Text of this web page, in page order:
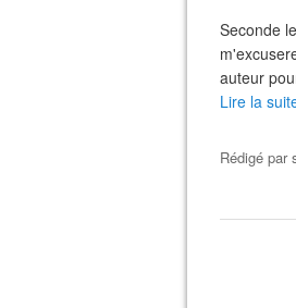
Seconde
auteur
Lire la
Rédigé par